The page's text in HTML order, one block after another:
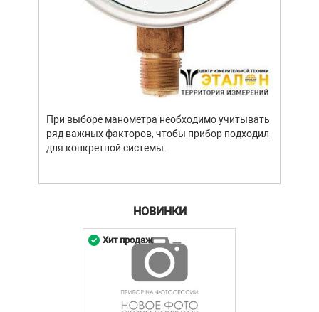
При выборе манометра необходимо учитывать
ряд важных факторов, чтобы прибор подходил
для конкретной системы.
НОВИНКИ
Хит продаж